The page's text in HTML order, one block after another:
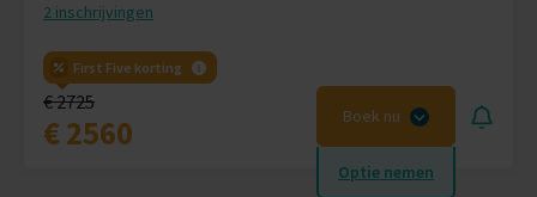
2 inschrijvingen
First Five korting
€ 2725
€ 2560 Boek nu
Optie nemen